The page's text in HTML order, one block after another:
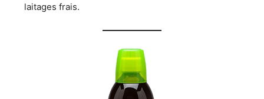
laitages frais.